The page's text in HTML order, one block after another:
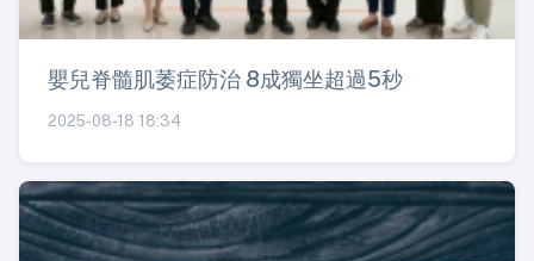
嬰兒脊髓肌萎症防治 8成獨坐超過5秒
2025-08-18 18:34